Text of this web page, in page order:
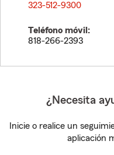
323-512-9300
Teléfono móvil:
818-266-2393
¿Necesita
Inicie o realice un
aplicación